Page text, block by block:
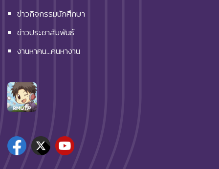
ข่าวกิจกรรมนักศึกษา
ข่าวประชาสัมพันธ์
งานหาคน…คนหางาน